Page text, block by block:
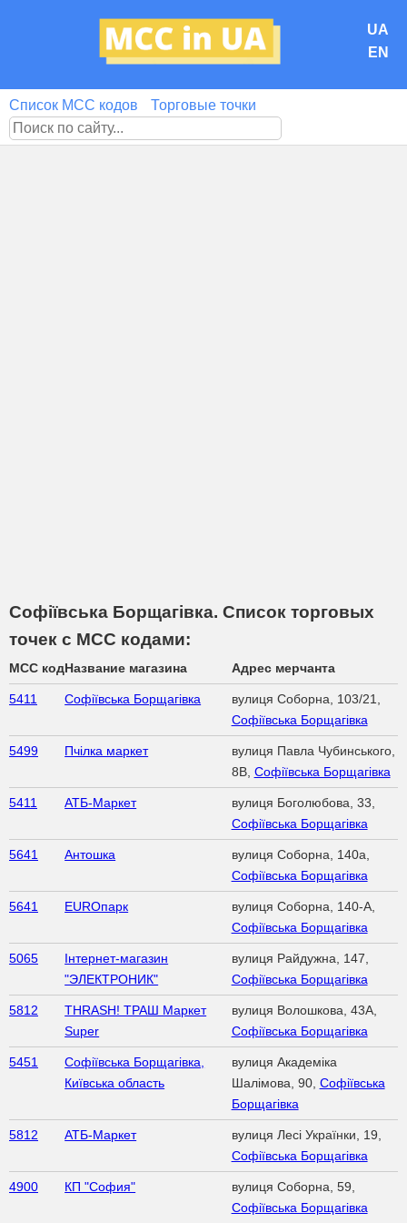
UA
EN
Список MCC кодов Торговые точки
Софіївська Борщагівка. Список торговых
точек с МСС кодами:
MCC кодНазвание магазина Адрес мерчанта
5411 Софіївська Борщагівка
вулиця Соборна, 103/21,
Софіївська Борщагівка
5499 Пчілка маркет
вулиця Павла Чубинського,
8B, Софіївська Борщагівка
5411 АТБ-Маркет
вулиця Боголюбова, 33,
Софіївська Борщагівка
5641 Антошка
вулиця Соборна, 140а,
Софіївська Борщагівка
5641 EUROпарк
вулиця Соборна, 140-A,
Софіївська Борщагівка
5065
Інтернет-магазин
"ЭЛЕКТРОНИК"
вулиця Райдужна, 147,
Софіївська Борщагівка
5812
THRASH! ТРАШ Маркет
Super
вулиця Волошкова, 43А,
Софіївська Борщагівка
5451
Софіївська Борщагівка,
Київська область
вулиця Академіка
Шалімова, 90, Софіївська
Борщагівка
5812 АТБ-Маркет
вулиця Лесі Українки, 19,
Софіївська Борщагівка
4900 КП "София"
вулиця Соборна, 59,
Софіївська Борщагівка